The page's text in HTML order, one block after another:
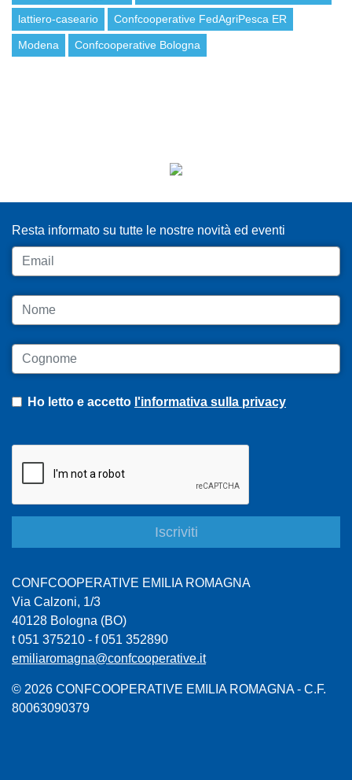
lattiero-caseario Confcooperative FedAgriPesca ER
Modena Confcooperative Bologna
Resta informato su tutte le nostre novità ed eventi
Email
Nome
Cognome
Ho letto e accetto l'informativa sulla privacy
CONFCOOPERATIVE EMILIA ROMAGNA
Via Calzoni, 1/3
40128 Bologna (BO)
t 051 375210 - f 051 352890
emiliaromagna@confcooperative.it
© 2026 CONFCOOPERATIVE EMILIA ROMAGNA - C.F.
80063090379